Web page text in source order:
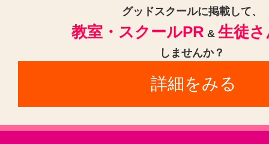
京成金町駅(1)
上野御徒町駅(1)
中板橋駅(1)
グッドスクールに掲載して、
教室・スクールPR & 生徒
しませんか？
詳細をみる